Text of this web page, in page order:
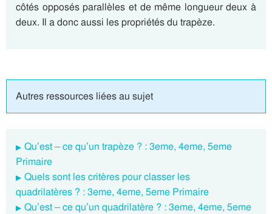
côtés opposés parallèles et de même longueur deux à
deux. Il a donc aussi les propriétés du trapèze.
Autres ressources liées au sujet
Qu’est – ce qu’un trapèze ? : 3eme, 4eme, 5eme
Primaire
Quels sont les critères pour classer les
quadrilatères ? : 3eme, 4eme, 5eme Primaire
Qu’est – ce qu’un quadrilatère ? : 3eme, 4eme, 5eme